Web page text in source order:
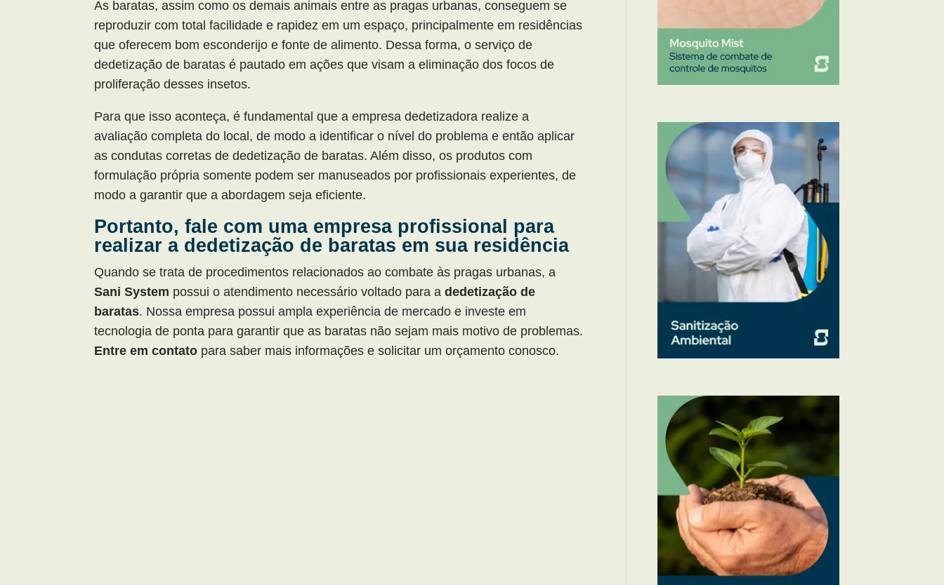
As baratas, assim como os demais animais entre as pragas urbanas, conseguem se
reproduzir com total facilidade e rapidez em um espaço, principalmente em residências
que oferecem bom esconderijo e fonte de alimento. Dessa forma, o serviço de
dedetização de baratas é pautado em ações que visam a eliminação dos focos de
proliferação desses insetos.
Para que isso aconteça, é fundamental que a empresa dedetizadora realize a
avaliação completa do local, de modo a identificar o nível do problema e então aplicar
as condutas corretas de dedetização de baratas. Além disso, os produtos com
formulação própria somente podem ser manuseados por profissionais experientes, de
modo a garantir que a abordagem seja eficiente.
Portanto, fale com uma empresa profissional para
realizar a dedetização de baratas em sua residência
Quando se trata de procedimentos relacionados ao combate às pragas urbanas, a
Sani System possui o atendimento necessário voltado para adedetização de
baratas. Nossa empresa possui ampla experiência de mercado e investe em
tecnologia de ponta para garantir que as baratas não sejam mais motivo de problemas.
Entre em contato para saber mais informações e solicitar um orçamento conosco.